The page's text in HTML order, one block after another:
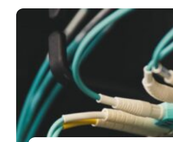
kontrolleret måde, og de